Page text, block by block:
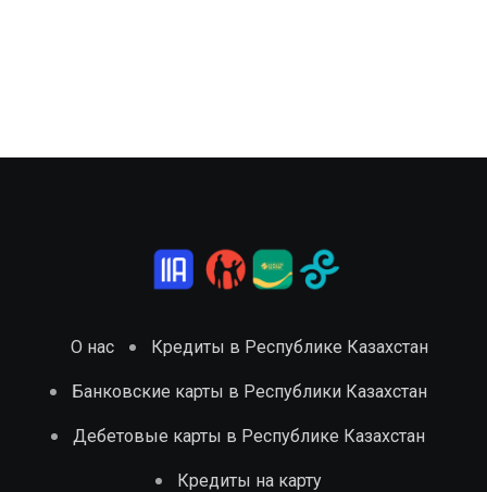
О нас Кредиты в Республике Казахстан
Банковские карты в Республики Казахстан
Дебетовые карты в Республике Казахстан
Кредиты на карту